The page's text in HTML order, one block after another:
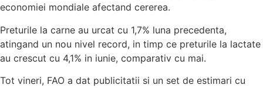
economiei mondiale afectand cererea.
Preturile la carne au urcat cu 1,7% luna precedenta,
atingand un nou nivel record, in timp ce preturile la lactate
au crescut cu 4,1% in iunie, comparativ cu mai.
Tot vineri, FAO a dat publicitatii si un set de estimari cu